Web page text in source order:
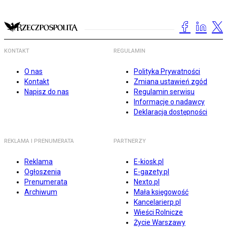
KONTAKT
O nas
Kontakt
Napisz do nas
REGULAMIN
Polityka Prywatności
Zmiana ustawień zgód
Regulamin serwisu
Informacje o nadawcy
Deklaracja dostępności
REKLAMA I PRENUMERATA
Reklama
Ogłoszenia
Prenumerata
Archiwum
PARTNERZY
E-kiosk.pl
E-gazety.pl
Nexto.pl
Mała księgowość
Kancelarierp.pl
Wieści Rolnicze
Życie Warszawy